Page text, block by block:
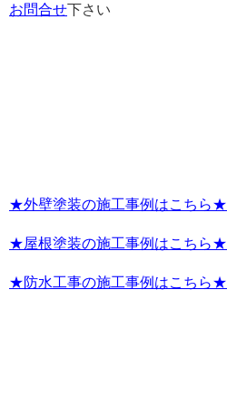
お問合せ下さい
★外壁塗装の施工事例はこちら★
★屋根塗装の施工事例はこちら★
★防水工事の施工事例はこちら★